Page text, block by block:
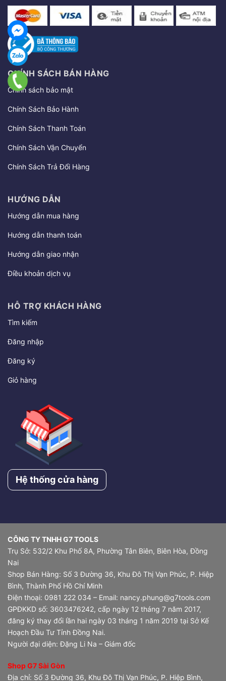
CHÍNH SÁCH BÁN HÀNG
Chính sách bảo mật
Chính Sách Bảo Hành
Chính Sách Thanh Toán
Chính Sách Vận Chuyển
Chính Sách Trả Đổi Hàng
HƯỚNG DẪN
Hướng dẫn mua hàng
Hướng dẫn thanh toán
Hướng dẫn giao nhận
Điều khoản dịch vụ
HỖ TRỢ KHÁCH HÀNG
Tìm kiếm
Đăng nhập
Đăng ký
Giỏ hàng
Hệ thống cửa hàng
CÔNG TY TNHH G7 TOOLS
Trụ Sở: 532/2 Khu Phố 8A, Phường Tân Biên, Biên Hòa, Đồng
Nai
Shop Bán Hàng: Số 3 Đường 36, Khu Đô Thị Vạn Phúc, P. Hiệp
Bình, Thành Phố Hồ Chí Minh
Điện thoại: 0981 222 034 – Email: nancy.phung@g7tools.com
GPĐKKD số: 3603476242, cấp ngày 12 tháng 7 năm 2017,
đăng ký thay đổi lần hai ngày 03 tháng 1 năm 2019 tại Sở Kế
Hoạch Đầu Tư Tỉnh Đồng Nai.
Người đại diện: Đặng Li Na – Giám đốc
Shop G7 Sài Gòn
Địa chỉ: Số 3 Đường 36, Khu Đô Thị Vạn Phúc, P. Hiệp Bình,